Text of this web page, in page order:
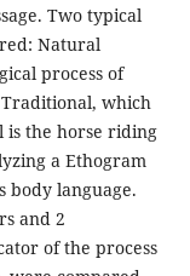
Two typical
Natural
process of
which
is the horse riding
a Ethogram
body language.
and 2
of the process